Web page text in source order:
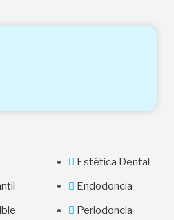
Estética Dental
Endodoncia
Periodoncia